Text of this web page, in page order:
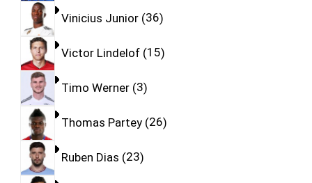
Vinicius Junior 36
Victor Lindelof 15
Timo Werner 3
Thomas Partey 26
Ruben Dias 23